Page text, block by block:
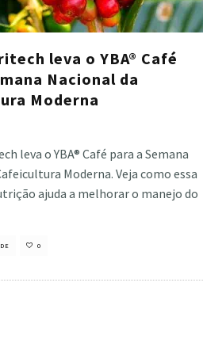
leva o YBA® Café
Nacional da
Moderna
leva o YBA® Café para a Semana
Moderna. Veja como essa
ajuda a melhorar o manejo do
0